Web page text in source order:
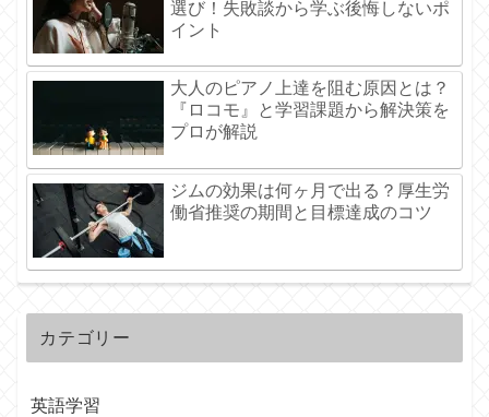
選び！失敗談から学ぶ後悔しないポ
イント
大人のピアノ上達を阻む原因とは？
『ロコモ』と学習課題から解決策を
プロが解説
ジムの効果は何ヶ月で出る？厚生労
働省推奨の期間と目標達成のコツ
カテゴリー
英語学習